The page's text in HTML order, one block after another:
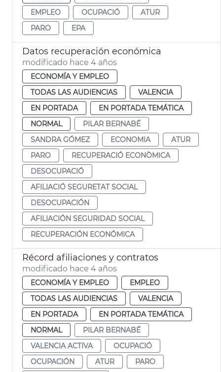
EMPLEO
OCUPACIÓ
ATUR
PARO
EPA
Datos recuperación económica
modificado hace 4 años
ECONOMÍA Y EMPLEO
TODAS LAS AUDIENCIAS
VALENCIA
EN PORTADA
EN PORTADA TEMÁTICA
NORMAL
PILAR BERNABÉ
SANDRA GÓMEZ
ECONOMIA
ATUR
PARO
RECUPERACIÓ ECONÒMICA
DESOCUPACIÓ
AFILIACIÓ SEGURETAT SOCIAL
DESOCUPACIÓN
AFILIACIÓN SEGURIDAD SOCIAL
RECUPERACIÓN ECONÓMICA
Récord afiliaciones y contratos
modificado hace 4 años
ECONOMÍA Y EMPLEO
EMPLEO
TODAS LAS AUDIENCIAS
VALENCIA
EN PORTADA
EN PORTADA TEMÁTICA
NORMAL
PILAR BERNABÉ
VALENCIA ACTIVA
OCUPACIÓ
OCUPACIÓN
ATUR
PARO